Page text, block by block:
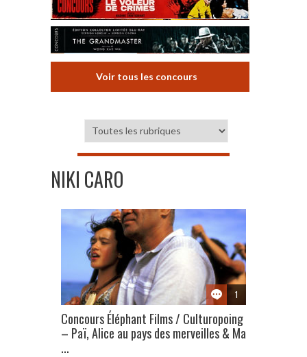
Voir tous les concours
NIKI CARO
1
Concours Éléphant Films / Culturopoing
– Paï, Alice au pays des merveilles & Ma
...